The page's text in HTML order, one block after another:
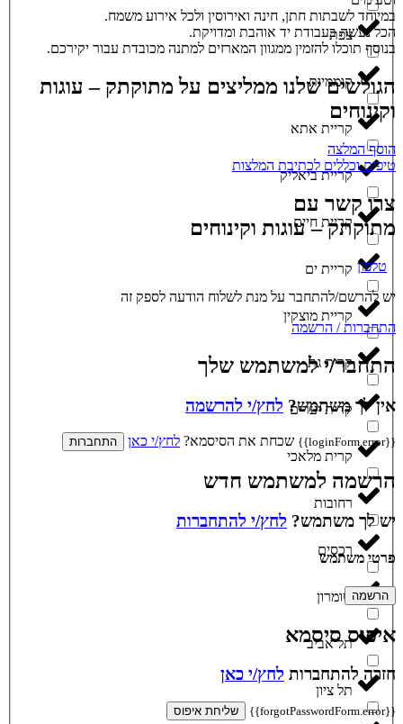
צפת
קוממיות
קריית אתא
קריית ביאליק
קריית חיים
קריית ים
קריית מוצקין
קרית גת
קרית יערים
קרית מלאכי
רחובות
רכסים
שומרון
תל אביב
תל ציון
במיוחד לשבתות חתן, חינה ואירוסין ולכל אירוע משמח.
הכל נעשה בעבודת יד אוהבת ומדויקת.
בנוסף תוכלו להזמין ממגוון המארזים למתנה מכובדת עבור יקירכם.
הגולשים שלנו ממליצים על מתוקתק – עוגות
וקינוחים
הוסף המלצה
טיפים וכללים לכתיבת המלצות
צרו קשר עם
מתוקתק – עוגות וקינוחים
טלפון
יש להרשם/להתחבר על מנת לשלוח הודעה לספק זה
התחברות / הרשמה
התחבר/י למשתמש שלך
אין לך משתמש? לחץ/י להרשמה
{{loginForm.error}} שכחת את הסיסמא? לחץ/י כאן התחברות
הרשמה למשתמש חדש
יש לך משתמש? לחץ/י להתחברות
פרטי משתמש
הרשמה
איפוס סיסמא
חזרה להתחברות לחץ/י כאן
{{forgotPasswordForm.error}} שליחת איפוס